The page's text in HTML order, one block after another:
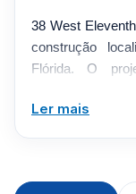
38 West
construção
Flórida. O
Ler mais